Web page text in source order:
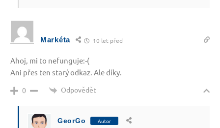
Markéta 10 let před
Ahoj, mi to nefunguje:-(
Ani přes ten starý odkaz. Ale díky.
0 Odpovědět
GeorGo Autor